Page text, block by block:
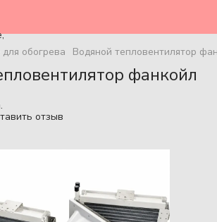
обогрева Водяной тепловентилятор
фанкойл
отзыв